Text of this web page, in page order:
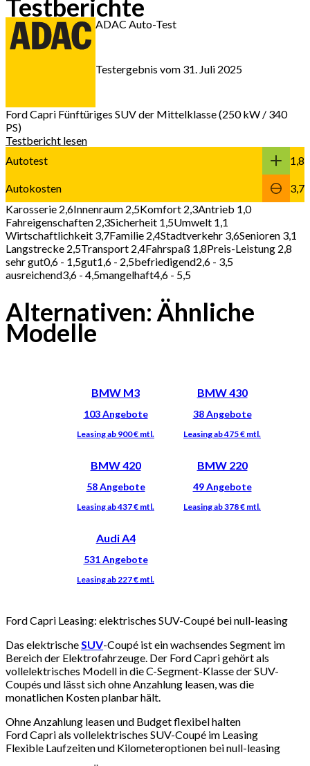
Testberichte
ADAC Auto-Test
Testergebnis vom 31. Juli 2025
Ford Capri Fünftüriges SUV der Mittelklasse (250 kW / 340
PS)
Testbericht lesen
Autotest
1,8
Autokosten
3,7
Karosserie 2,6Innenraum 2,5Komfort 2,3Antrieb 1,0
Fahreigenschaften 2,3Sicherheit 1,5Umwelt 1,1
Wirtschaftlichkeit 3,7Familie 2,4Stadtverkehr 3,6Senioren 3,1
Langstrecke 2,5Transport 2,4Fahrspaß 1,8Preis-Leistung 2,8
sehr gut0,6 - 1,5gut1,6 - 2,5befriedigend2,6 - 3,5
ausreichend3,6 - 4,5mangelhaft4,6 - 5,5
Alternativen: Ähnliche
Modelle
BMW M3 BMW 430
BMW 420 BMW 220
Audi A4
Ford Capri Leasing: elektrisches SUV-Coupé bei null-leasing
Das elektrische SUV-Coupé ist ein wachsendes Segment im
Bereich der Elektrofahrzeuge. Der Ford Capri gehört als
vollelektrisches Modell in die C-Segment-Klasse der SUV-
Coupés und lässt sich ohne Anzahlung leasen, was die
monatlichen Kosten planbar hält.
Ohne Anzahlung leasen und Budget flexibel halten
Ford Capri als vollelektrisches SUV-Coupé im Leasing
Flexible Laufzeiten und Kilometeroptionen bei null-leasing